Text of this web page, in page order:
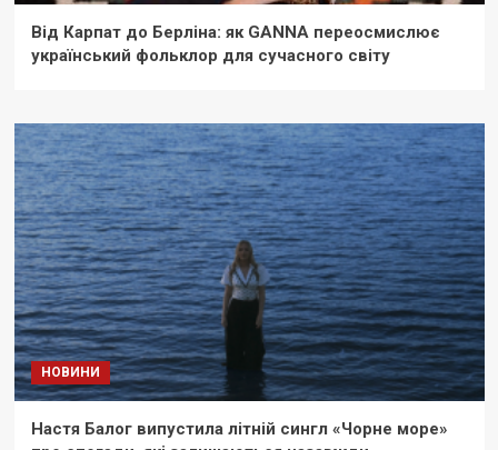
Від Карпат до Берліна: як GANNA переосмислює
український фольклор для сучасного світу
НОВИНИ
Настя Балог випустила літній сингл «Чорне море»